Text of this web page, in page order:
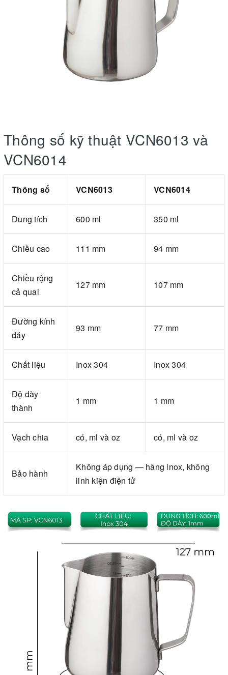
Thông số kỹ thuật VCN6013 và
VCN6014
Thông số VCN6013 VCN6014
Dung tích 600 ml 350 ml
Chiều cao 111 mm 94 mm
Chiều rộng
cả quai
127 mm 107 mm
Đường kính
đáy
93 mm 77 mm
Chất liệu Inox 304 Inox 304
Độ dày
thành
1 mm 1 mm
Vạch chia có, ml và oz có, ml và oz
Bảo hành
Không áp dụng — hàng inox, không
linh kiện điện tử